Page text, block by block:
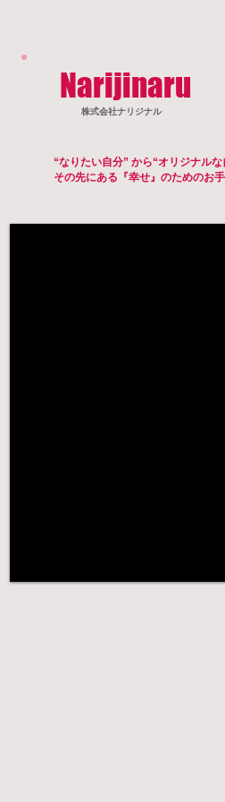
​Narijinaru
株式会社​ナリジナル
“なりたい自分” から“オリジナルな
その先にある『幸せ』のためのお